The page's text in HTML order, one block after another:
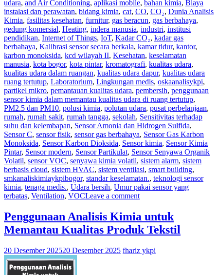
udara, and Air Conditioning, aplikasi mobile, bahan kimia, Biaya
instalasi dan perawatan, bidang kimia, cat, CO, CO₂, Dunia Analisis
Kimia, fasilitas kesehatan, furnitur, gas beracun, gas berbahaya,
gedung komersial, Heating, indera manusia, industri, institusi
pendidikan, Internet of Things, IoT, Kadar CO₂, kadar gas
berbahaya, Kalibrasi sensor secara berkala, kamar tidur, kantor,
karbon monoksida, kcd wilayah II, Kesehatan, keselamatan
manusia, kota bogor, kota pintar, kromatografi, kualitas udara,
kualitas udara dalam ruangan, kualitas udara dapur, kualitas udara
ruang tertutup, Laboratorium, Lingkungan medis, oskaanalisykpi,
partikel mikro, pemantauan kualitas udara, pembersih, penggunaan
sensor kimia dalam memantau kualitas udara di ruang tertutup,
PM2.5 dan PM10, polusi kimia, polutan udara, pusat perbelanjaan,
rumah, rumah sakit, rumah tangga, sekolah, Sensitivitas terhadap
suhu dan kelembapan, Sensor Amonia dan Hidrogen Sulfida,
Sensor C, sensor fisik, sensor gas berbahaya, Sensor Gas Karbon
Monoksida, Sensor Karbon Dioksida, Sensor kimia, Sensor Kimia
Pintar, Sensor modern, Sensor Partikulat, Sensor Senyawa Organik
Volatil, sensor VOC, senyawa kimia volatil, sistem alarm, sistem
berbasis cloud, sistem HVAC, sistem ventilasi, smart building,
smkanaliskimiaykpibogor, standar keselamatan., teknologi sensor
kimia, tenaga medis., Udara bersih, Umur pakai sensor yang
terbatas, Ventilation, VOCLeave a comment
Penggunaan Analisis Kimia untuk
Memantau Kualitas Produk Tekstil
20 Desember 202520 Desember 2025 fhariz ykpi